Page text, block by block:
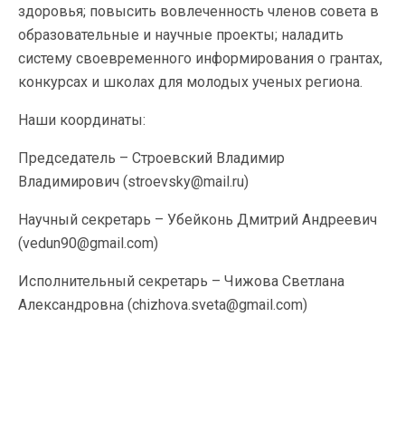
здоровья; повысить вовлеченность членов совета в
образовательные и научные проекты; наладить
систему своевременного информирования о грантах,
конкурсах и школах для молодых ученых региона.
Наши координаты:
Председатель – Строевский Владимир
Владимирович (stroevsky@mail.ru)
Научный секретарь – Убейконь Дмитрий Андреевич
(vedun90@gmail.com)
Исполнительный секретарь – Чижова Светлана
Александровна (chizhova.sveta@gmail.com)